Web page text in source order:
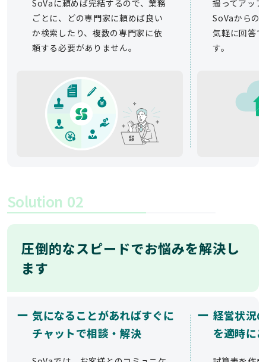
SoVaに頼めば完結するので、業務
ごとに、どの専門家に頼めば良い
か検索したり、複数の専門家に依
頼する必要がありません。
撮ってアッ
SoVaからの
気軽に回答
す。
Solution 02
圧倒的なスピードでお悩みを解決し
ます
ー 気になることがあればすぐに
チャットで相談・解決
ー 経営状況
を適時に